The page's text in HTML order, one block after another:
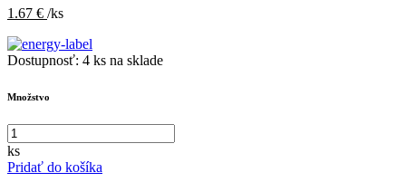
1.67 € /ks
Dostupnosť: 4 ks na sklade
Množstvo
ks
Pridať do košíka